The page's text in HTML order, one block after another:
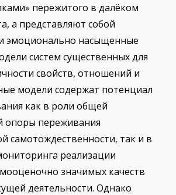
пережитого в далёком
а представляют собой
эмоционально насыщенные
систем существенных для
свойств, отношений и
модели содержат потенциал
как в роли общей
опоры переживания
самотождественности, так и в
реализации
значимых качеств
деятельности. Однако